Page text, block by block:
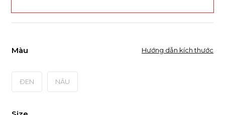
Màu
ĐEN NÂU
Hướng dẫn kích thước